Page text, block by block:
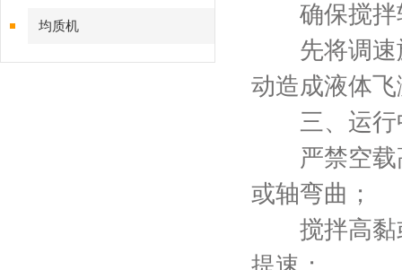
均质机
确保搅拌轴
先将调速旋
动造成液体
三、运行
严禁空载高
或轴弯曲；
搅拌高黏或